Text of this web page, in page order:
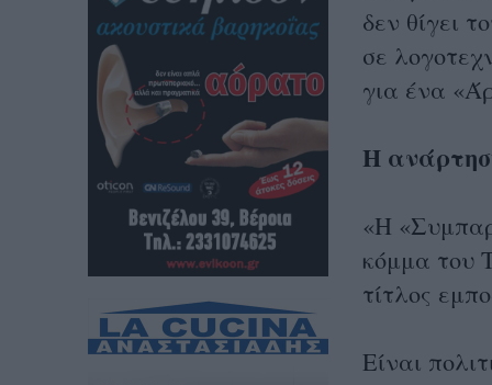
δεν θίγει
σε
για ένα
H
«Η
κόμμα του
τίτλος
Είναι